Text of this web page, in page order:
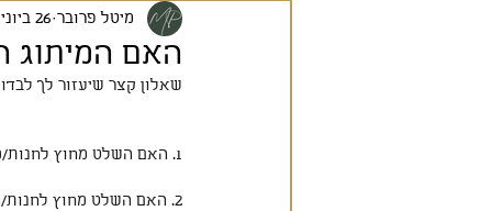
האם המיתוג
מיטל פרובר 26 ביוני 2024
שאלון קצר שיעזור לך
1. האם השלט מחוץ לחנות/משרד תואם לשם העסק?
2. האם השלט מחוץ לחנות/משרד תואם לשקית, מדבקה, ולעיצוב הפנימי?